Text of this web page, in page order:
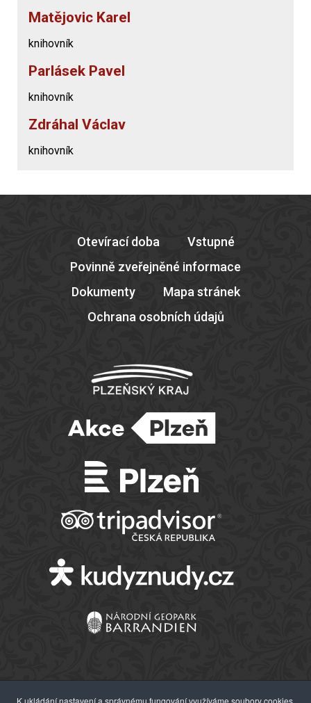
Matějovic Karel
knihovník
Parlásek Pavel
knihovník
Zdráhal Václav
knihovník
Otevírací doba
Vstupné
Povinně zveřejněné informace
Dokumenty
Mapa stránek
Ochrana osobních údajů
K ukládání nastavení a správnému fungování využíváme soubory cookies.